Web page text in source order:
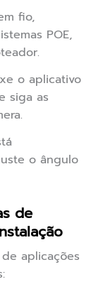
fio,
POE,
o aplicativo
siga as
o ângulo
de
aplicações